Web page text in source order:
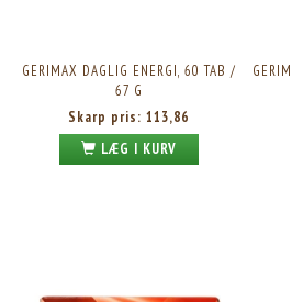
GERIMAX DAGLIG ENERGI, 60 TAB /
67 G
Skarp pris: 113,86
LÆG I KURV